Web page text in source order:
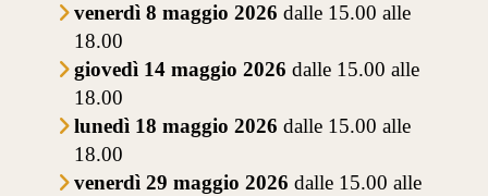
venerdì 8 maggio 2026 dalle 15.00 alle
18.00
giovedì 14 maggio 2026 dalle 15.00 alle
18.00
lunedì 18 maggio 2026 dalle 15.00 alle
18.00
venerdì 29 maggio 2026 dalle 15.00 alle